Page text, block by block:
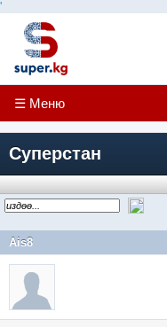
'
☰ Меню
Суперстан
Ais8